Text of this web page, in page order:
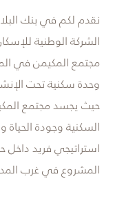
نقدم لكم في بنك
الشركة الوطنية
مجتمع المكيمن في
وحدة سكنية تحت
حيث يجسد مجتمع
السكنية وجودة
استراتيجي فريد
المشروع في غرب